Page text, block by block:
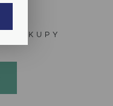
ZAKUPY